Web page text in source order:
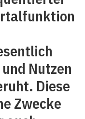
Nutzen
Diese
Zwecke